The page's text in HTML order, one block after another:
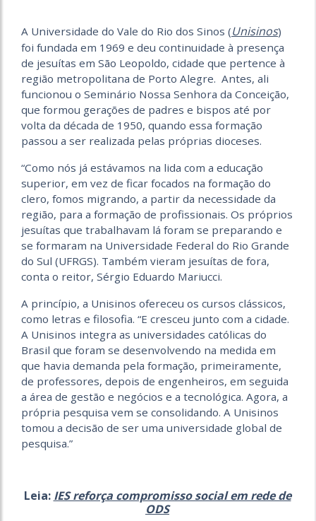
A Universidade do Vale do Rio dos Sinos (Unisinos)
foi fundada em 1969 e deu continuidade à presença
de jesuítas em São Leopoldo, cidade que pertence à
região metropolitana de Porto Alegre. Antes, ali
funcionou o Seminário Nossa Senhora da Conceição,
que formou gerações de padres e bispos até por
volta da década de 1950, quando essa formação
passou a ser realizada pelas próprias dioceses.
“Como nós já estávamos na lida com a educação
superior, em vez de ficar focados na formação do
clero, fomos migrando, a partir da necessidade da
região, para a formação de profissionais. Os próprios
jesuítas que trabalhavam lá foram se preparando e
se formaram na Universidade Federal do Rio Grande
do Sul (UFRGS). Também vieram jesuítas de fora,
conta o reitor, Sérgio Eduardo Mariucci.
A princípio, a Unisinos ofereceu os cursos clássicos,
como letras e filosofia. “E cresceu junto com a cidade.
A Unisinos integra as universidades católicas do
Brasil que foram se desenvolvendo na medida em
que havia demanda pela formação, primeiramente,
de professores, depois de engenheiros, em seguida
a área de gestão e negócios e a tecnológica. Agora, a
própria pesquisa vem se consolidando. A Unisinos
tomou a decisão de ser uma universidade global de
pesquisa.”
Leia: IES reforça compromisso social em rede de
ODS